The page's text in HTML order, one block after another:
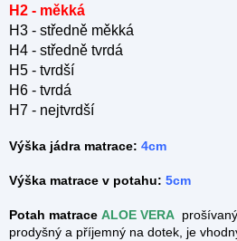
H2 - měkká
H3 - středně měkká
H4 - středně tvrdá
H5 - tvrdší
H6 - tvrdá
H7 - nejtvrdší
Výška jádra matrace: 4cm
Výška matrace v potahu: 5cm
Potah matrace ALOE VERA
prodyšný a příjemný na dotek, je